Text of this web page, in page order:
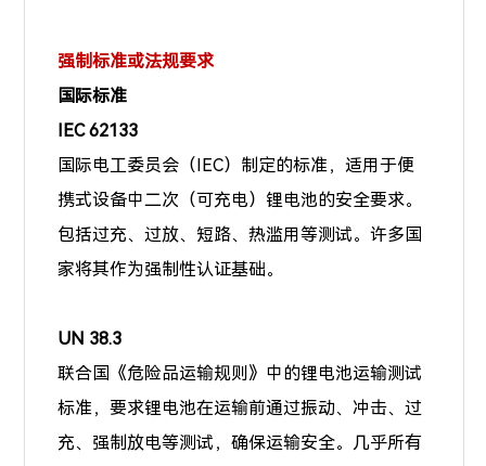
强制标准或法规要求
国际标准
IEC 62133
国际电工委员会（IEC）制定的标准，适用于便
携式设备中二次（可充电）锂电池的安全要求。
包括过充、过放、短路、热滥用等测试。许多国
家将其作为强制性认证基础。
UN 38.3
联合国《危险品运输规则》中的锂电池运输测试
标准，要求锂电池在运输前通过振动、冲击、过
充、强制放电等测试，确保运输安全。几乎所有